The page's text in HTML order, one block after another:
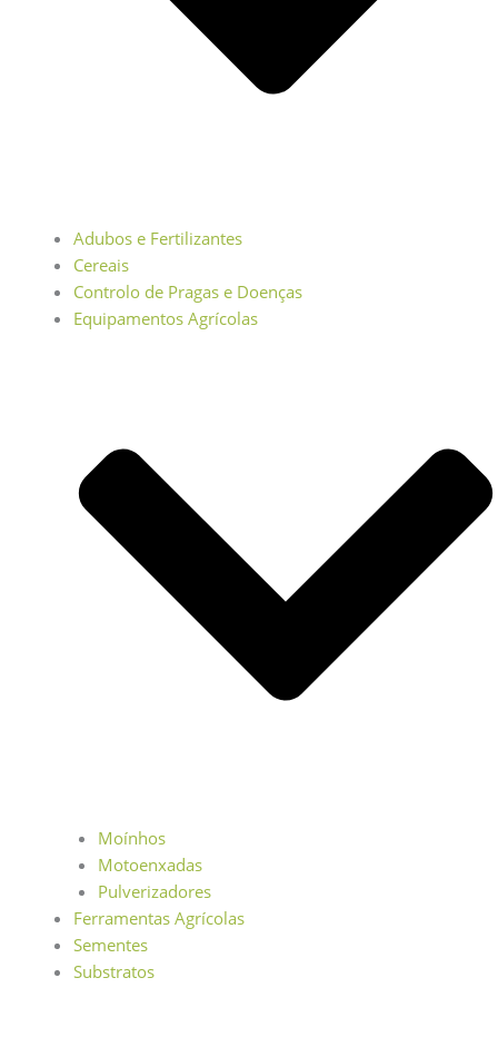
Adubos e Fertilizantes
Cereais
Controlo de Pragas e Doenças
Equipamentos Agrícolas
Moínhos
Motoenxadas
Pulverizadores
Ferramentas Agrícolas
Sementes
Substratos